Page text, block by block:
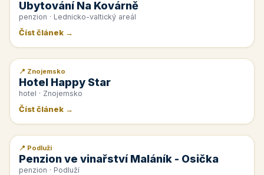
Ubytování Na Kovárně
penzion · Lednicko-valtický areál
Číst článek →
📰 PR článek
📍 Znojemsko
Hotel Happy Star
hotel · Znojemsko
Číst článek →
📰 PR článek
📍 Podluží
Penzion ve vinařství Maláník - Osička
penzion · Podluží